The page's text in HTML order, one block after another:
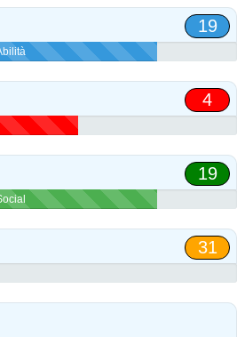
19
4
19
31